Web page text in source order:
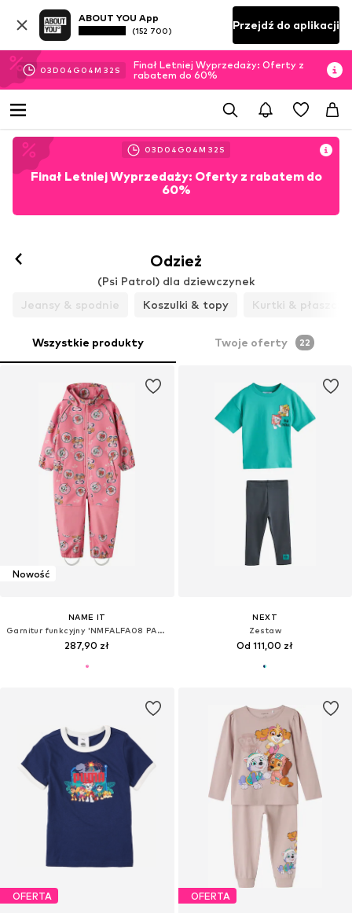
ABOUT YOU App
(152 700) Przejdź do aplikacji
03D 04 G 04M 31 S
Finał Letniej Wyprzedaży: Oferty z
rabatem do 60%
03D 04 G 04M 31 S
Finał Letniej Wyprzedaży: Oferty z rabatem do
60%
Odzież
(Psi Patrol) dla dziewczynek
Jeansy & spodnie
Koszulki & topy Kurtki & płaszcze
Wszystkie produkty Twoje oferty 22
Nowość
NAME IT
Garnitur funkcyjny 'NMFALFA08 PAW'
287,90 zł
NEXT
Zestaw
Od 111,00 zł
OFERTA OFERTA